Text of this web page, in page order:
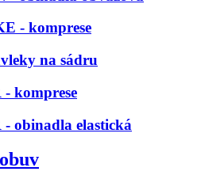
- komprese
na sádru
komprese
obinadla elastická